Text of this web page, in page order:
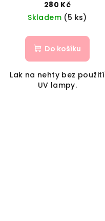
280 Kč
Skladem (5 ks)
Do košíku
Lak na nehty bez použití
UV lampy.